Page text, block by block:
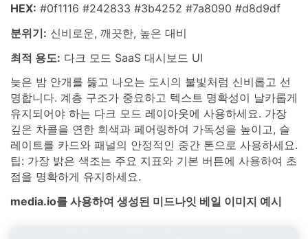
HEX: #0f1116 #242833 #3b4252 #7a8090 #d8d9df
분위기: 신비로운, 깨끗한, 높은 대비
최적 용도: 다크 모드 SaaS 대시보드 UI
늦은 밤 안개를 뚫고 나오는 도시의 불빛처럼 신비롭고 선
명합니다. 계층 구조가 중요하고 텍스트 명확성이 날카롭게
유지되어야 하는 다크 모드 레이아웃에 사용하세요. 가장
깊은 차콜을 연한 회색과 페어링하여 가독성을 높이고, 슬
레이트를 카드와 패널의 안정적인 중간 톤으로 사용하세요.
팁: 가장 밝은 색조는 주요 지표와 기본 버튼에 사용하여 초
점을 명확하게 유지하세요.
media.io를 사용하여 생성된 미드나잇 베일 이미지 예시